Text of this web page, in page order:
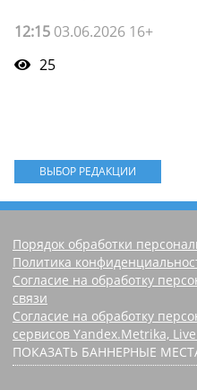
12:15 03.06.2026 16+
25
ВЫБОР РЕДАКЦИИ
Порядок обработки
Политика
Согласие на обработку
связи
Согласие на обработку
сервисов Yandex.Metrika,
ПОКАЗАТЬ БАННЕРНЫЕ